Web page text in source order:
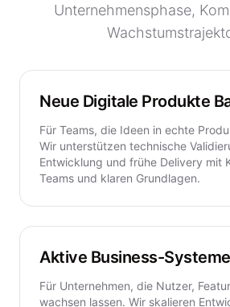
Unternehmensphase,
Neue Digitale Produkte
Für Teams, die Ideen in echte
Wir unterstützen technische
Entwicklung und frühe Delivery mit
Teams und klaren Grundlagen.
Aktive Business-
Für Unternehmen, die Nutzer,
wachsen lassen. Wir skalieren